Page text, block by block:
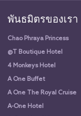
พันธมิตรของเรา
Chao Phraya Princess
@T Boutique Hotel
4 Monkeys Hotel
A One Buffet
A One The Royal Cruise
A-One Hotel